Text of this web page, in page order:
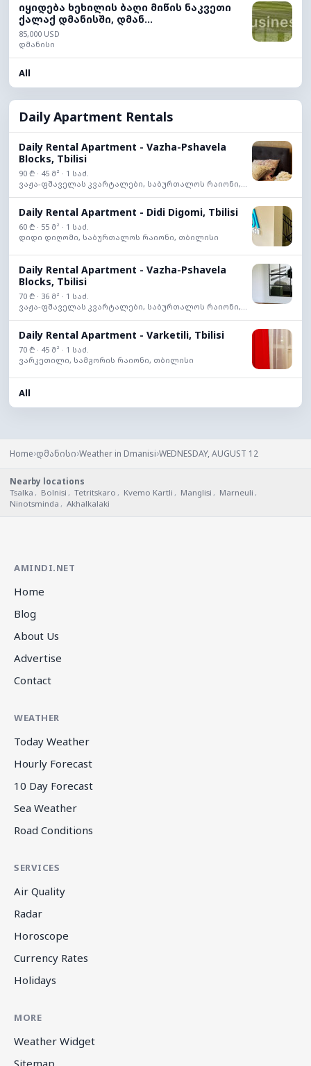
იყიდება ხეხილის ბაღი მიწის ნაკვეთი
ქალაქ დმანისში, დმან...
85,000 USD
დმანისი
All
Daily Apartment Rentals
Daily Rental Apartment - Vazha-Pshavela
Blocks, Tbilisi
90 ₾ · 45 მ² · 1 საძ.
ვაჟა-ფშაველას კვარტალები, საბურთალოს რაიონი,...
Daily Rental Apartment - Didi Digomi, Tbilisi
60 ₾ · 55 მ² · 1 საძ.
დიდი დიღომი, საბურთალოს რაიონი, თბილისი
Daily Rental Apartment - Vazha-Pshavela
Blocks, Tbilisi
70 ₾ · 36 მ² · 1 საძ.
ვაჟა-ფშაველას კვარტალები, საბურთალოს რაიონი,...
Daily Rental Apartment - Varketili, Tbilisi
70 ₾ · 45 მ² · 1 საძ.
ვარკეთილი, სამგორის რაიონი, თბილისი
All
Home›დმანისი›Weather in Dmanisi›WEDNESDAY, AUGUST 12
Nearby locations
Tsalka , Bolnisi , Tetritskaro , Kvemo Kartli , Manglisi , Marneuli ,
Ninotsminda , Akhalkalaki
AMINDI.NET
Home
Blog
About Us
Advertise
Contact
WEATHER
Today Weather
Hourly Forecast
10 Day Forecast
Sea Weather
Road Conditions
SERVICES
Air Quality
Radar
Horoscope
Currency Rates
Holidays
MORE
Weather Widget